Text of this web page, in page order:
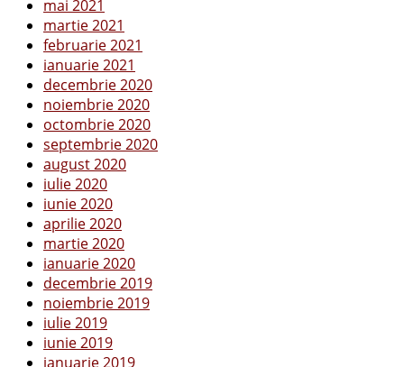
mai 2021
martie 2021
februarie 2021
ianuarie 2021
decembrie 2020
noiembrie 2020
octombrie 2020
septembrie 2020
august 2020
iulie 2020
iunie 2020
aprilie 2020
martie 2020
ianuarie 2020
decembrie 2019
noiembrie 2019
iulie 2019
iunie 2019
ianuarie 2019